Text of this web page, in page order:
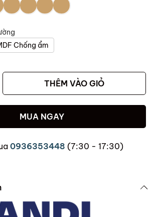
Chống ẩm
THÊM VÀO GIỎ
MUA NGAY
0936353448 (7:30 - 17:30)